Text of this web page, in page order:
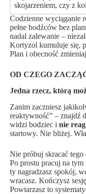
skojarzeniem, czy z
Codzienne wyciąganie
pełne bodźców bez
nadal zalewanie –
Kortyzol kumuluje się,
Plan i obecność
OD CZEGO
Jedna rzecz, którą
Zanim zaczniesz
reaktywność” – znajdź
widzi bodziec i nie
startowy. Nie bliżej.
Nie próbuj skracać tego
Po prostu pracuj na
ty nagradzasz spokój,
wracasz. Kończysz
Powtarzasz to